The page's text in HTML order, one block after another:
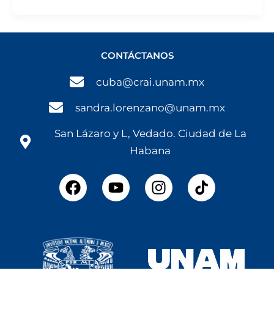
CONTÁCTANOS
cuba@crai.unam.mx
sandra.lorenzano@unam.mx
San Lázaro y L, Vedado. Ciudad de La
Habana
F
a
b
o
o
Y
o
e
I
n
g